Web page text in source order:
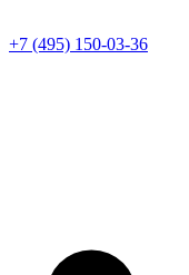
+7 (495) 150-03-36